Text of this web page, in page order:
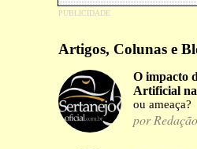
Artigos, Colunas e
O impacto
Artificial
ou ameaça?
por Redação